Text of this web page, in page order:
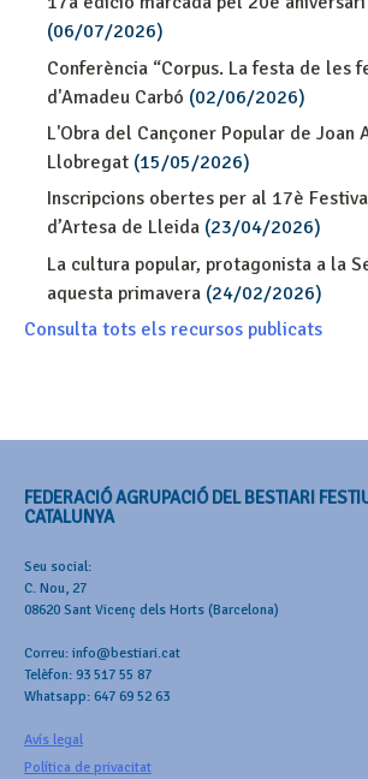
(06/07/2026)
Conferència “Corpus. La festa de les
d'Amadeu Carbó (02/06/2026)
L'Obra del Cançoner Popular de Joan
Llobregat (15/05/2026)
Inscripcions obertes per al 17è
d’Artesa de Lleida (23/04/2026)
La cultura popular, protagonista a la
aquesta primavera (24/02/2026)
Consulta tots els recursos publicats
FEDERACIÓ AGRUPACIÓ DEL BESTIARI
CATALUNYA
Seu social:
C. Nou, 27
08620 Sant Vicenç dels Horts (Barcelona)
Correu: info@bestiari.cat
Telèfon: 93 517 55 87
Whatsapp: 647 69 52 63
Avís legal
Política de privacitat